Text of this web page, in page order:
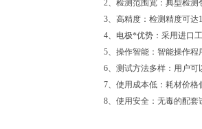
2、检测范围宽：典型检
3、高精度：检测精度可达
4、电极*优势：采用进口
5、操作智能：智能操作
6、测试方法多样：用户
7、使用成本低：耗材价格
8、使用安全：无毒的配